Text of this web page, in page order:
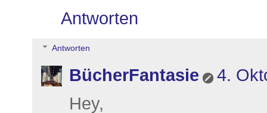
Antworten
Antworten
BücherFantasie
4.
Hey,